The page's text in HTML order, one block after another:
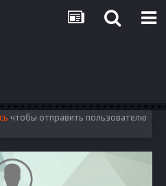
чтобы отправить пользователю